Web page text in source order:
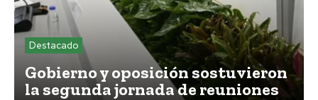
Destacado
Gobierno y oposición sostuvieron
la segunda jornada de reuniones